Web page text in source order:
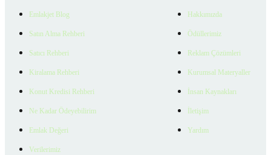
Emlakjet Blog
Satın Alma Rehberi
Satıcı Rehberi
Kiralama Rehberi
Konut Kredisi Rehberi
Ne Kadar Ödeyebilirim
Emlak Değeri
Verilerimiz
Hakkımızda
Ödüllerimiz
Reklam Çözümleri
Kurumsal Materyaller
İnsan Kaynakları
İletişim
Yardım